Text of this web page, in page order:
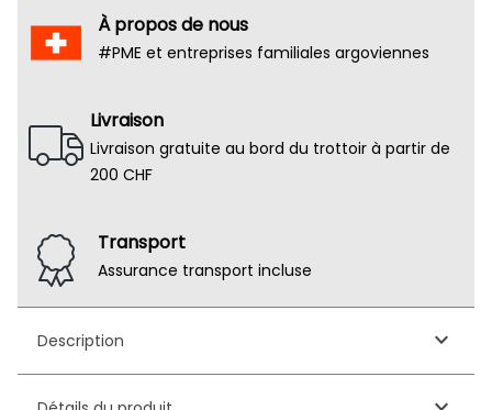
À propos de nous
#PME et entreprises familiales argoviennes
Livraison
Livraison gratuite au bord du trottoir à partir de
200 CHF
Transport
Assurance transport incluse
Description keyboard_arrow_down